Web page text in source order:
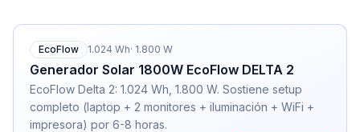
EcoFlow 1.024 Wh· 1.800 W
Generador Solar 1800W EcoFlow DELTA 2
EcoFlow Delta 2: 1.024 Wh, 1.800 W. Sostiene setup
completo (laptop + 2 monitores + iluminación + WiFi +
impresora) por 6-8 horas.